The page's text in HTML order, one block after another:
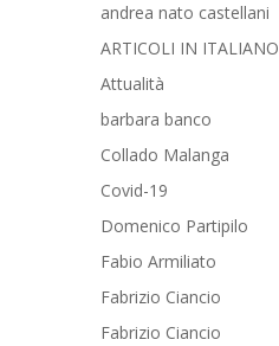
andrea nato castellani
ARTICOLI IN ITALIANO
Attualità
barbara banco
Collado Malanga
Covid-19
Domenico Partipilo
Fabio Armiliato
Fabrizio Ciancio
Fabrizio Ciancio